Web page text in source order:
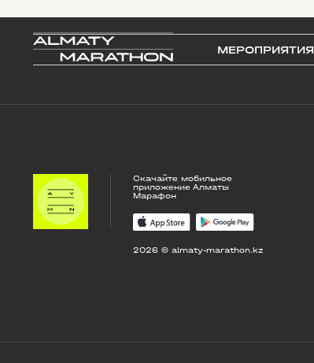
МЕРОПРИЯТИЯ
Скачайте мобильное
приложение Алматы
Марафон
2026 © almaty-marathon.kz